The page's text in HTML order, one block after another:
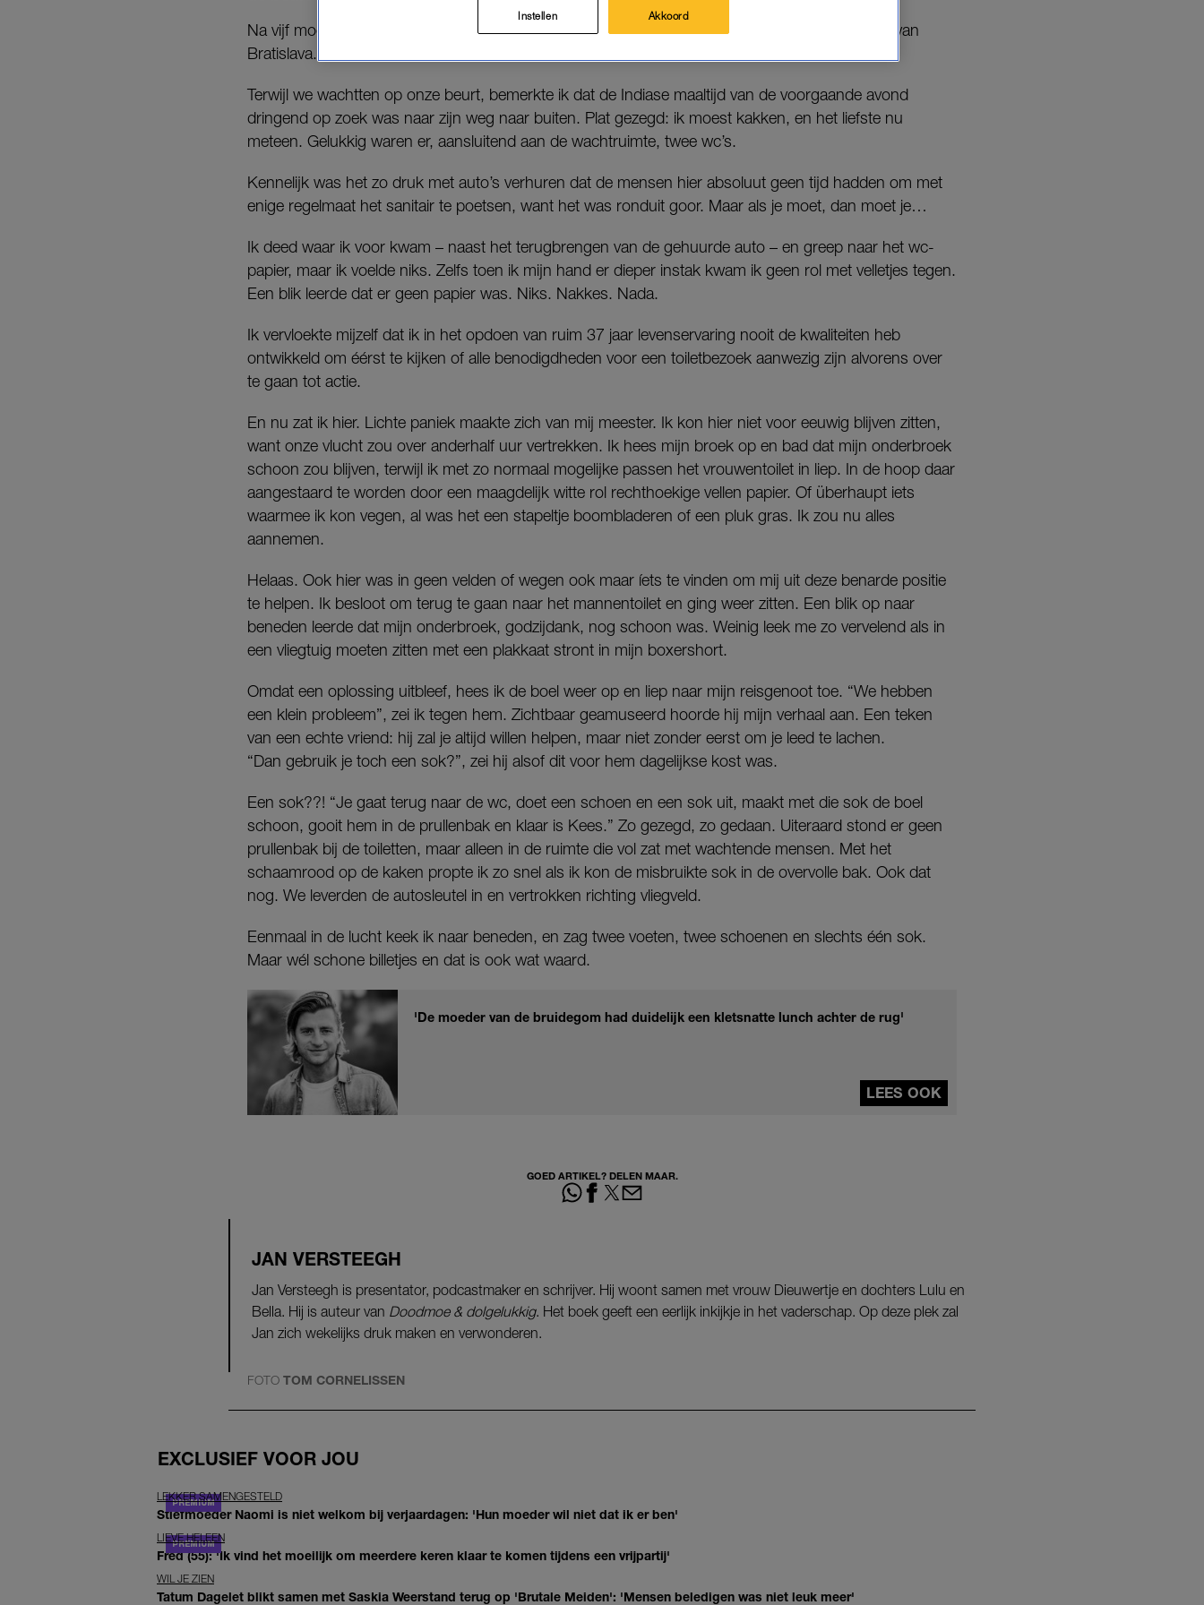
Na vijf mooie dagen reden we terug naar het autoverhuurbedrijf in de buurt van de luchthaven van
Bratislava.
Terwijl we wachtten op onze beurt, bemerkte ik dat de Indiase maaltijd van de voorgaande avond
dringend op zoek was naar zijn weg naar buiten. Plat gezegd: ik moest kakken, en het liefste nu
meteen. Gelukkig waren er, aansluitend aan de wachtruimte, twee wc’s.
Kennelijk was het zo druk met auto’s verhuren dat de mensen hier absoluut geen tijd hadden om met
enige regelmaat het sanitair te poetsen, want het was ronduit goor. Maar als je moet, dan moet je…
Ik deed waar ik voor kwam – naast het terugbrengen van de gehuurde auto – en greep naar het wc-
papier, maar ik voelde niks. Zelfs toen ik mijn hand er dieper instak kwam ik geen rol met velletjes tegen.
Een blik leerde dat er geen papier was. Niks. Nakkes. Nada.
Ik vervloekte mijzelf dat ik in het opdoen van ruim 37 jaar levenservaring nooit de kwaliteiten heb
ontwikkeld om éérst te kijken of alle benodigdheden voor een toiletbezoek aanwezig zijn alvorens over
te gaan tot actie.
En nu zat ik hier. Lichte paniek maakte zich van mij meester. Ik kon hier niet voor eeuwig blijven zitten,
want onze vlucht zou over anderhalf uur vertrekken. Ik hees mijn broek op en bad dat mijn onderbroek
schoon zou blijven, terwijl ik met zo normaal mogelijke passen het vrouwentoilet in liep. In de hoop daar
aangestaard te worden door een maagdelijk witte rol rechthoekige vellen papier. Of überhaupt iets
waarmee ik kon vegen, al was het een stapeltje boombladeren of een pluk gras. Ik zou nu alles
aannemen.
Helaas. Ook hier was in geen velden of wegen ook maar íets te vinden om mij uit deze benarde positie
te helpen. Ik besloot om terug te gaan naar het mannentoilet en ging weer zitten. Een blik op naar
beneden leerde dat mijn onderbroek, godzijdank, nog schoon was. Weinig leek me zo vervelend als in
een vliegtuig moeten zitten met een plakkaat stront in mijn boxershort.
Omdat een oplossing uitbleef, hees ik de boel weer op en liep naar mijn reisgenoot toe. “We hebben
een klein probleem”, zei ik tegen hem. Zichtbaar geamuseerd hoorde hij mijn verhaal aan. Een teken
van een echte vriend: hij zal je altijd willen helpen, maar niet zonder eerst om je leed te lachen.
“Dan gebruik je toch een sok?”, zei hij alsof dit voor hem dagelijkse kost was.
Een sok??! “Je gaat terug naar de wc, doet een schoen en een sok uit, maakt met die sok de boel
schoon, gooit hem in de prullenbak en klaar is Kees.” Zo gezegd, zo gedaan. Uiteraard stond er geen
prullenbak bij de toiletten, maar alleen in de ruimte die vol zat met wachtende mensen. Met het
schaamrood op de kaken propte ik zo snel als ik kon de misbruikte sok in de overvolle bak. Ook dat
nog. We leverden de autosleutel in en vertrokken richting vliegveld.
Eenmaal in de lucht keek ik naar beneden, en zag twee voeten, twee schoenen en slechts één sok.
Maar wél schone billetjes en dat is ook wat waard.
'De moeder van de bruidegom had duidelijk een kletsnatte lunch achter de rug'
LEES OOK
GOED ARTIKEL? DELEN MAAR.
JAN VERSTEEGH
Jan Versteegh is presentator, podcastmaker en schrijver. Hij woont samen met vrouw Dieuwertje en dochters Lulu en
Bella. Hij is auteur van Doodmoe & dolgelukkig. Het boek geeft een eerlijk inkijkje in het vaderschap. Op deze plek zal
Jan zich wekelijks druk maken en verwonderen.
FOTO TOM CORNELISSEN
EXCLUSIEF VOOR JOU
LEKKER SAMENGESTELD
Stiefmoeder Naomi is niet welkom bij verjaardagen: 'Hun moeder wil niet dat ik er ben'
LIEVE HELEEN
Fred (55): 'Ik vind het moeilijk om meerdere keren klaar te komen tijdens een vrijpartij'
WIL JE ZIEN
Tatum Dagelet blikt samen met Saskia Weerstand terug op 'Brutale Meiden': 'Mensen beledigen was niet leuk meer'
Instellen Akkoord